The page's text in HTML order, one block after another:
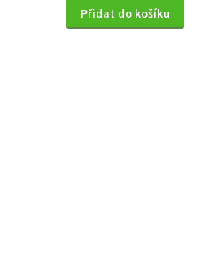
Přidat do košíku